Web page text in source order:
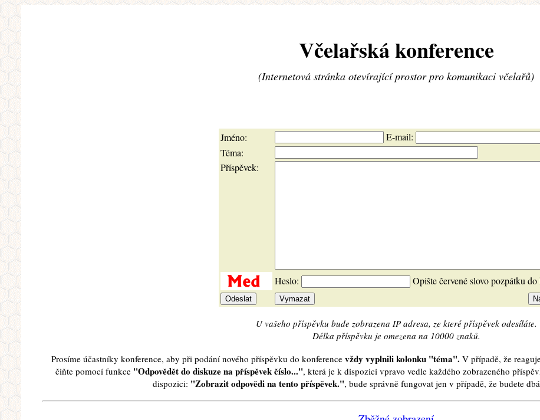
Včelařská konference
(Internetová stránka otevírající prostor pro komunikaci včelařů)
Jméno:
E-mail:
Téma:
Příspěvek:
Heslo: Opište červené slovo pozpátku
U vašeho příspěvku bude zobrazena IP adresa, ze které příspěvek odesíláte.
Délka příspěvku je omezena na 10000 znaků.
Prosíme účastníky konference, aby při podání nového příspěvku do konference vždy vyplnili kolonku "téma". V případě, že
čiňte pomocí funkce "Odpovědět do diskuze na příspěvek číslo...", která je k dispozici vpravo vedle každého zobrazeného
dispozici: "Zobrazit odpovědi na tento příspěvek.", bude správně fungovat jen v případě, že budete